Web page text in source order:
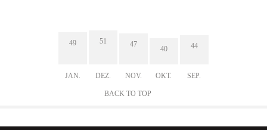
49
JAN.
51
DEZ.
47
NOV.
40
OKT.
44
SEP.
BACK TO TOP